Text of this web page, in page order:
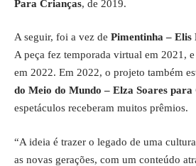
Para Crianças, de 2019.
A seguir, foi a vez de Pimentinha – Elis
A peça fez temporada virtual em 2021,
em 2022. Em 2022, o projeto também
do Meio do Mundo – Elza Soares para
espetáculos receberam muitos prêmios.
“A ideia é trazer o legado de uma
as novas gerações, com um conteúdo